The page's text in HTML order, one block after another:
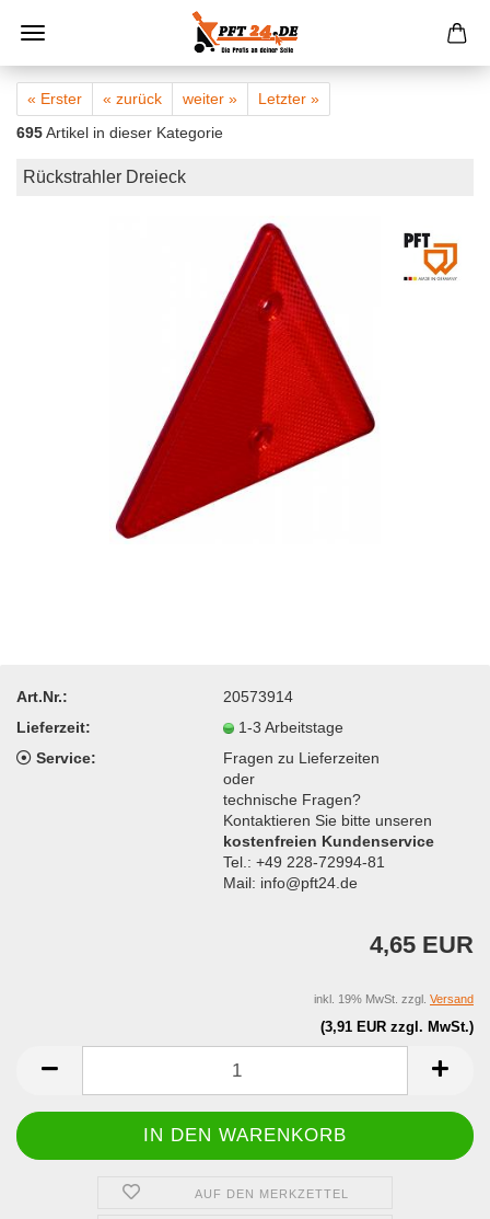
« Erster « zurück weiter »
Letzter »
695Artikel in dieser Kategorie
Rückstrahler Dreieck
Art.Nr.:
20573914
Lieferzeit:
1-3 Arbeitstage
Service:
Fragen zu Lieferzeiten
oder
technische Fragen?
Kontaktieren Sie bitte unseren
kostenfreien Kundenservice
Tel.: +49 228-72994-81
Mail: info@pft24.de
4,65 EUR
(3,91 EUR zzgl. MwSt.)
inkl. 19% MwSt. zzgl. Versand
AUF DEN MERKZETTEL